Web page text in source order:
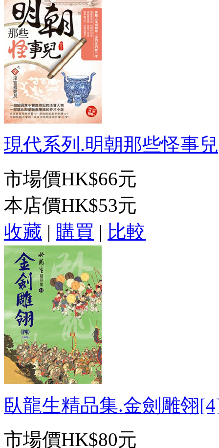
現代系列.明朝那些怪事
市場價HK$66元
本店價HK$53元
收藏 | 購買 | 比較
臥龍生精品集.金劍雕翎
市場價HK$80元